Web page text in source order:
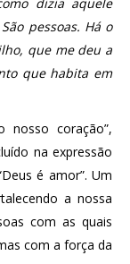
pessoas. Há o
que me deu a
que habita em
nosso coração”,
na expressão
é amor”. Um
a nossa
com as quais
com a força da